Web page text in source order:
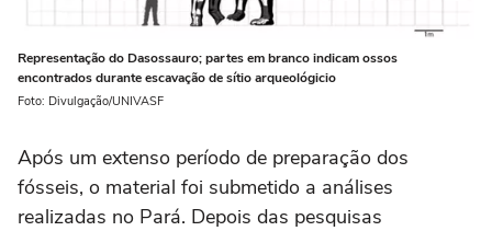
Representação do Dasossauro; partes em branco indicam ossos
encontrados durante escavação de sítio arqueológicio
Foto: Divulgação/UNIVASF
Após um extenso período de preparação dos
fósseis, o material foi submetido a análises
realizadas no Pará. Depois das pesquisas